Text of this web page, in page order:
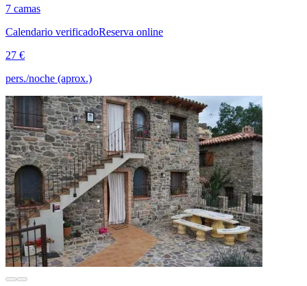
7 camas
Calendario verificadoReserva online
27 €
pers./noche (aprox.)